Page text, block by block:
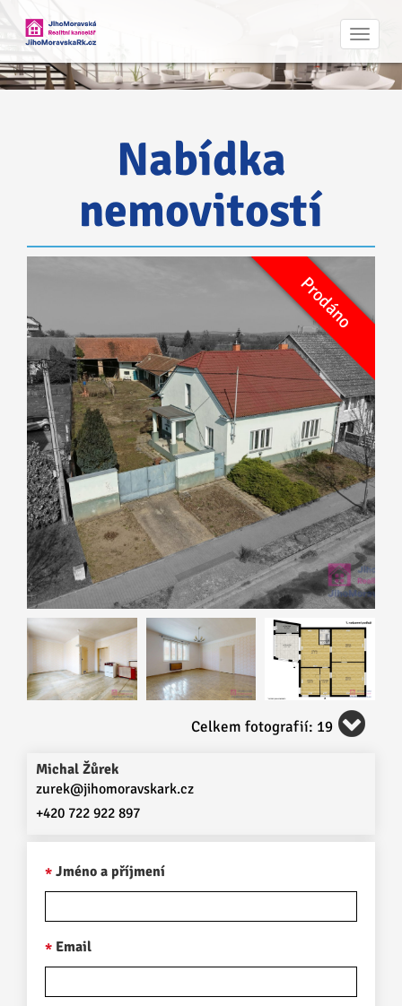
Nabídka
nemovitostí
Prodej
Prodáno
Rezervováno
Celkem fotografií: 19
Michal Žůrek
zurek@jihomoravskark.cz
+420 722 922 897
Jméno a příjmení
Email